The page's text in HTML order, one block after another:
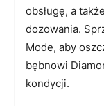
obsługę, a
dozowania.
Mode, aby
bębnowi
kondycji.